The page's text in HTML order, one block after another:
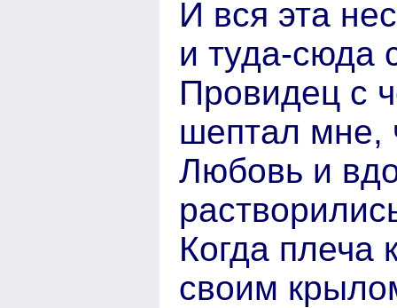
И вся эта
и туда-сюда
Провидец с
шептал мне,
Любовь и
Когда плеча
своим